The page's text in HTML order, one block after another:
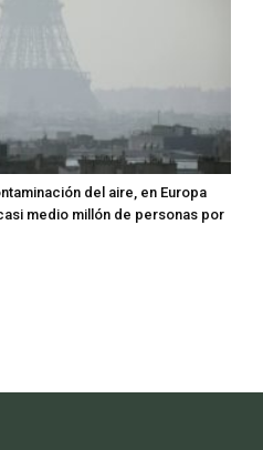
del aire, en Europa
medio millón de personas por